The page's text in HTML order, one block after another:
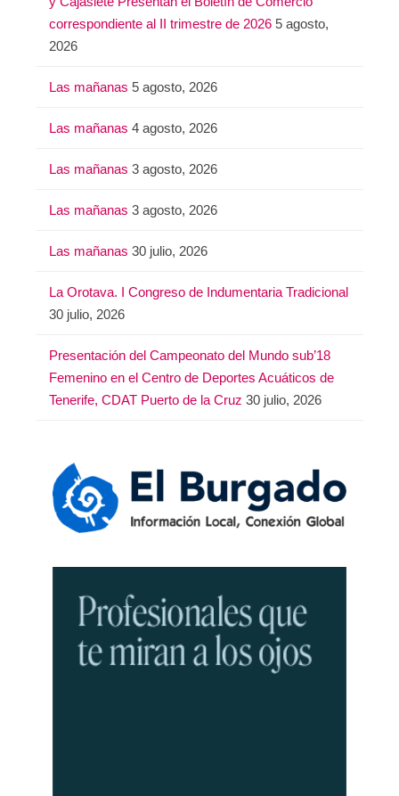
correspondiente al II trimestre de 2026 5 agosto,
2026
Las mañanas 5 agosto, 2026
Las mañanas 4 agosto, 2026
Las mañanas 3 agosto, 2026
Las mañanas 3 agosto, 2026
Las mañanas 30 julio, 2026
La Orotava. I Congreso de Indumentaria Tradicional
30 julio, 2026
Presentación del Campeonato del Mundo sub’18
Femenino en el Centro de Deportes Acuáticos de
Tenerife, CDAT Puerto de la Cruz 30 julio, 2026